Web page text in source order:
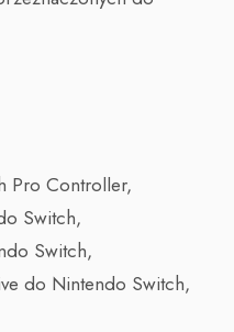
Pro Controller,
Switch,
Switch,
do Nintendo Switch,